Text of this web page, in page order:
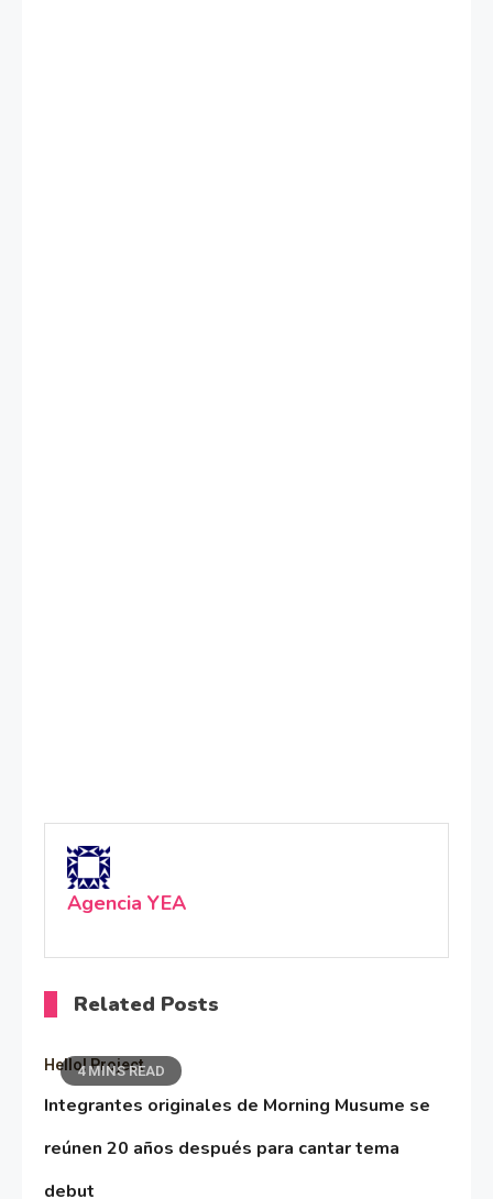
Agencia YEA
Related Posts
4 MINS READ
Hello! Project
Integrantes originales de Morning Musume se
reúnen 20 años después para cantar tema
debut